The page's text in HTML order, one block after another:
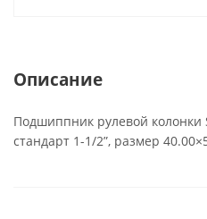
Описание
Подшиппник рулевой колонки
стандарт 1-1/2”, размер